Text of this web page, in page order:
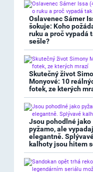
Oslavenec Sámer
šokuje: Koho
ruku a proč vypadá
sešle?
Skutečný život
Monyové: 10
fotek, ze kterých
Jsou pohodlné jako
pyžamo, ale
elegantně.
kalhoty jsou hitem